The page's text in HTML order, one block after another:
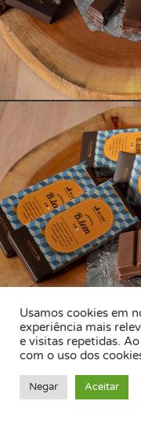
Usamos cookies em
experiência mais
e visitas repetidas.
com o uso dos
Negar Aceitar